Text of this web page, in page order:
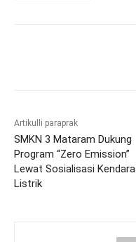
Artikulli paraprak
SMKN 3 Mataram Dukung
Program “Zero Emission”
Lewat Sosialisasi
Listrik